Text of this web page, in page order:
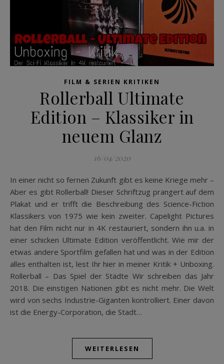
FILM & SERIEN KRITIKEN
Rollerball Ultimate
Edition – Klassiker in
neuem Glanz
16/04/2020
In einer nicht so fernen Zukunft gibt es keine Kriege mehr –
Aber es gibt Rollerball! Dieser Schriftzug prangert auf dem
Plakat und er trifft die Beschreibung des Science-Fiction
Klassikers von 1975 wie kein zweiter. Capelight Pictures
hat den Film nicht nur in 4K restauriert, sondern ihn u.a. in
einer schicken Ultimate Edition veröffentlicht. Wie mir der
etwas andere Sportfilm gefallen hat und was in der Edition
alles enthalten ist, lest Ihr hier in meiner Kritik + Unboxing.
Rollerball – Das Spiel der Städte Wir schreiben das Jahr
2018. Die einstigen Nationen gibt es nicht mehr. Die Welt
wird von sechs Industrie-Giganten kontrolliert. Einer davon
ist die Energy-Corporation, die Stadt…
WEITERLESEN